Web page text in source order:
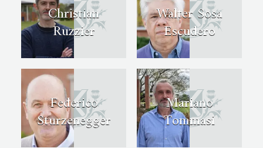
Christian
Ruzzier
Walter Sosa
Escudero
Federico
Sturzenegger
Mariano
Tommasi